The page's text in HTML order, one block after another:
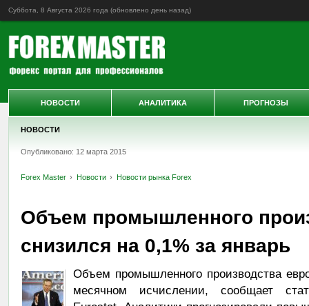
Суббота, 8 Августа 2026 года (обновлено день назад)
НОВОСТИ
Опубликовано: 12 марта 2015
Forex Master Новости Новости рынка Forex
Объем промышленного
снизился на 0,1% за январь
Объем промышленного производства
месячном исчислении, сообщает
НОВОСТИ АНАЛИТИКА ПРОГНОЗЫ